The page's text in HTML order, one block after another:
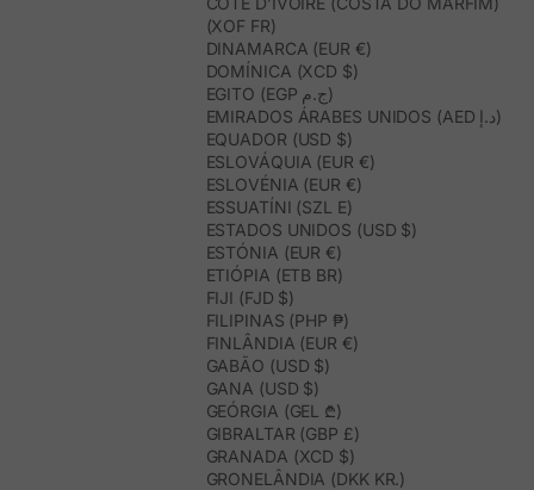
(XOF FR)
DINAMARCA (EUR €)
DOMÍNICA (XCD $)
EGITO (EGP ج.م)
EMIRADOS ÁRABES UNIDOS (AED د.إ)
EQUADOR (USD $)
ESLOVÁQUIA (EUR €)
ESLOVÉNIA (EUR €)
ESSUATÍNI (SZL E)
ESTADOS UNIDOS (USD $)
ESTÓNIA (EUR €)
ETIÓPIA (ETB BR)
FIJI (FJD $)
FILIPINAS (PHP ₱)
FINLÂNDIA (EUR €)
GABÃO (USD $)
GANA (USD $)
GEÓRGIA (GEL ₾)
GIBRALTAR (GBP £)
GRANADA (XCD $)
GRONELÂNDIA (DKK KR.)